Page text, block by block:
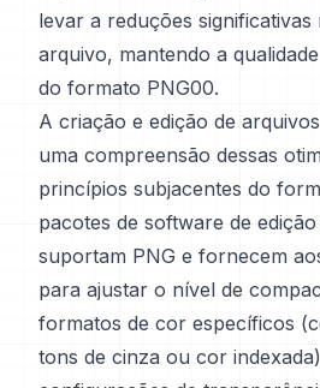
levar a reduções
arquivo, mantendo a
do formato PNG00.
A criação e edição de
uma compreensão dessas
princípios subjacentes do
pacotes de software de
suportam PNG e fornecem
para ajustar o nível de
formatos de cor específicos
tons de cinza ou cor